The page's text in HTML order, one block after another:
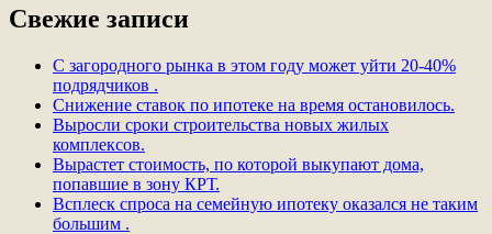
Свежие записи
С загородного рынка в этом году может уйти 20-40%
подрядчиков .
Снижение ставок по ипотеке на время остановилось.
Выросли сроки строительства новых жилых
комплексов.
Вырастет стоимость, по которой выкупают дома,
попавшие в зону КРТ.
Всплеск спроса на семейную ипотеку оказался не таким
большим .